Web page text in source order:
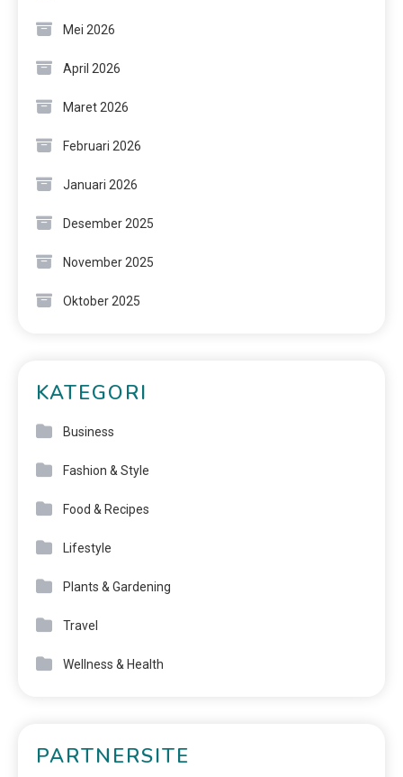
Mei 2026
April 2026
Maret 2026
Februari 2026
Januari 2026
Desember 2025
November 2025
Oktober 2025
KATEGORI
Business
Fashion & Style
Food & Recipes
Lifestyle
Plants & Gardening
Travel
Wellness & Health
PARTNERSITE